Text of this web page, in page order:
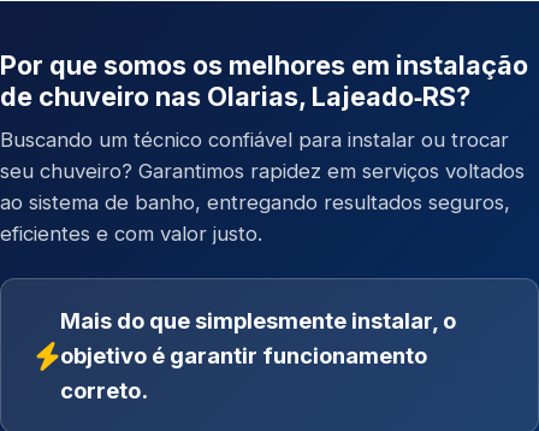
Por que somos os melhores em instalação
de chuveiro nas Olarias, Lajeado‑RS?
Buscando um técnico confiável para instalar ou trocar
seu chuveiro? Garantimos rapidez em serviços voltados
ao sistema de banho, entregando resultados seguros,
eficientes e com valor justo.
Mais do que simplesmente instalar, o
objetivo é garantir funcionamento
correto.